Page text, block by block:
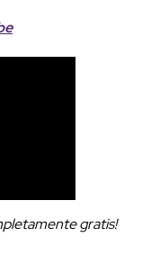
gratis!